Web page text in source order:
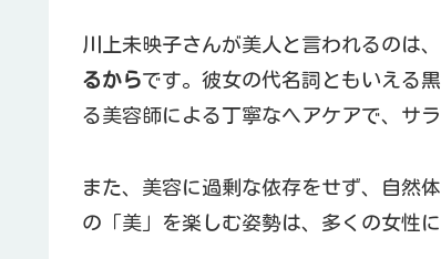
川上未映子さんが美人と言われるのは
るからです。彼女の代名詞ともいえる
る美容師による丁寧なヘアケアで、サ
また、美容に過剰な依存をせず、自然
の「美」を楽しむ姿勢は、多くの女性